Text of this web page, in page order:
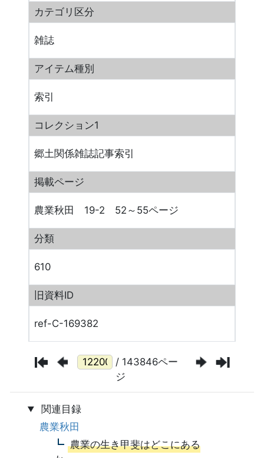
カテゴリ区分
雑誌
アイテム種別
索引
コレクション1
郷土関係雑誌記事索引
掲載ページ
農業秋田 19-2 52～55ページ
分類
610
旧資料ID
ref-C-169382
/ 143846ペー
ジ
関連目録
農業秋田
農業の生き甲斐はどこにある